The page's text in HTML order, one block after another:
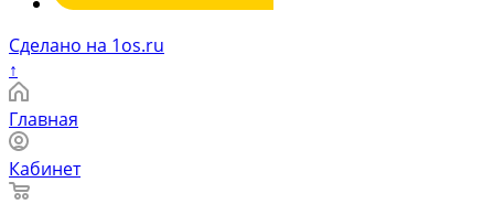
Сделано на 1os.ru
↑
Главная
Кабинет